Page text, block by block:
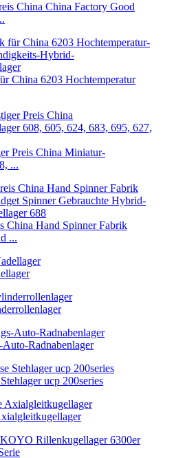
China China Factory Good
China 6203 Hochtemperatur
Preis China Miniatur-
...
China Hand Spinner Fabrik
...
Radnabenlager
ucp 200series